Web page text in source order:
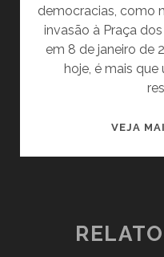
democracias, como
invasão à Praça
em 8 de janeiro de
hoje, é mais
VEJA